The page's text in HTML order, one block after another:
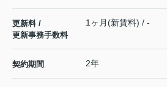
更新料 /
更新事務手数料
1ヶ月(新賃料) / -
契約期間 2年